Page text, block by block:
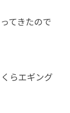
てきたので
らエギング